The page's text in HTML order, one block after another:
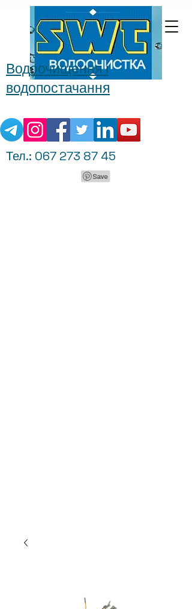
Водоочищення і
водопостачання
Тел.: 067 273 87 45